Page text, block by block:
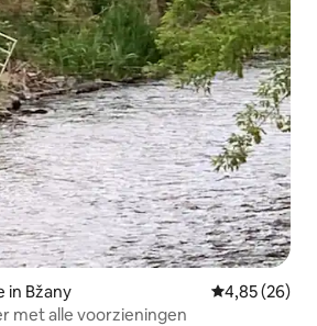
in Bžany Gemiddelde
4,85 (26)
met alle voorzieningen